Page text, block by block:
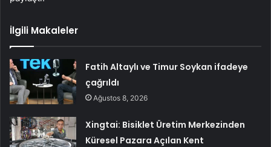
İlgili Makaleler
Fatih Altaylı ve Timur Soykan ifadeye
çağrıldı
Ağustos 8, 2026
Xingtai: Bisiklet Üretim Merkezinden
Küresel Pazara Açılan Kent